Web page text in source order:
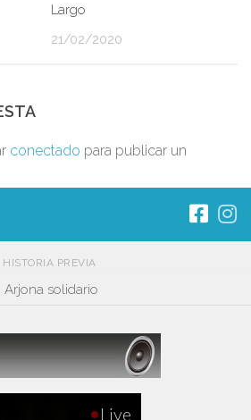
Largo
21/02/2020
conectado para publicar un
HISTORIA PREVIA
Arjona solidario